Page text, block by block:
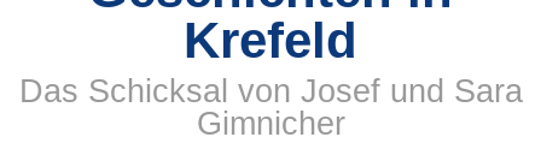
Gimnicher
Gartenstraße 61
Krefeld
Das Schicksal von Josef und Sara
Gimnicher